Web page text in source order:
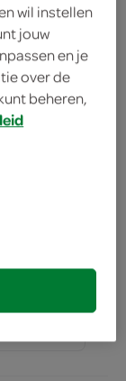
wil instellen
jouw
en je
over de
beheren,